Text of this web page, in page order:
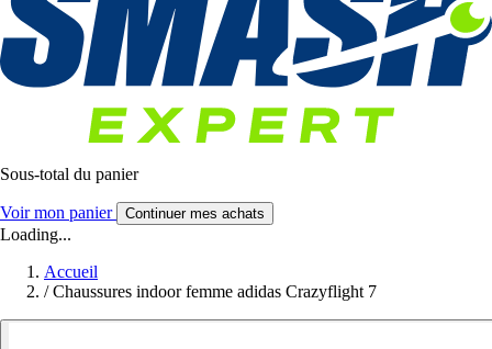
Sous-total du panier
Voir mon panier Continuer mes achats
Loading...
Accueil
/ Chaussures indoor femme adidas Crazyflight 7